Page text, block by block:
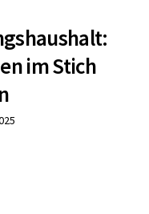
im Stich